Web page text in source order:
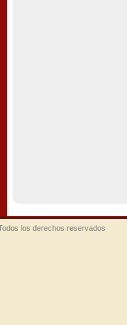
los derechos reservados